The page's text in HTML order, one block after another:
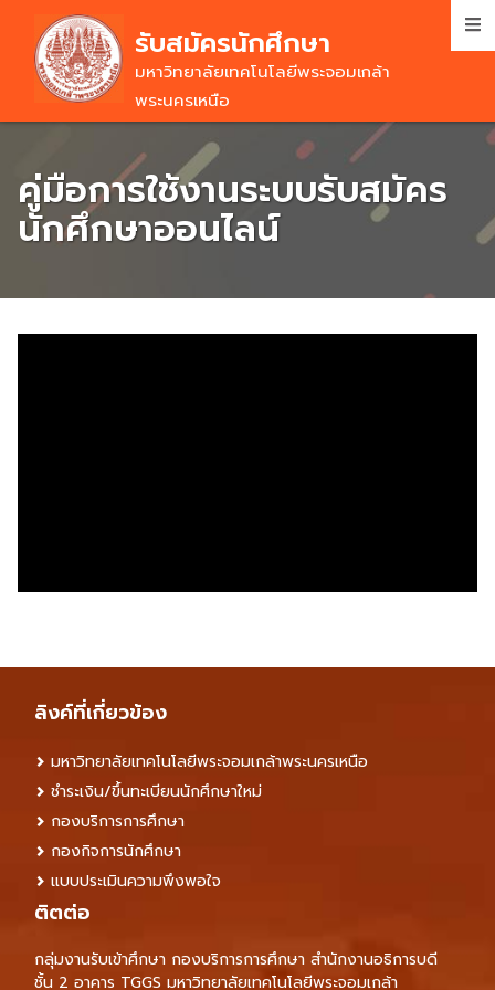
main
content
รับสมัครนักศึกษา
มหาวิทยาลัยเทคโนโลยีพระจอมเกล้า
พระนครเหนือ
คู่มือการใช้งานระบบรับสมัคร
นักศึกษาออนไลน์
ลิงค์ที่เกี่ยวข้อง
มหาวิทยาลัยเทคโนโลยีพระจอมเกล้าพระนครเหนือ
ชำระเงิน/ขึ้นทะเบียนนักศึกษาใหม่
กองบริการการศึกษา
กองกิจการนักศึกษา
แบบประเมินความพึงพอใจ
ติตต่อ
กลุ่มงานรับเข้าศึกษา กองบริการการศึกษา สำนักงานอธิการบดี
ชั้น 2 อาคาร TGGS มหาวิทยาลัยเทคโนโลยีพระจอมเกล้า